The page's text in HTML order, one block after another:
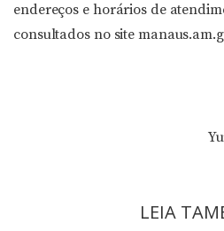
endereços e horários de
consultados no site
LEIA